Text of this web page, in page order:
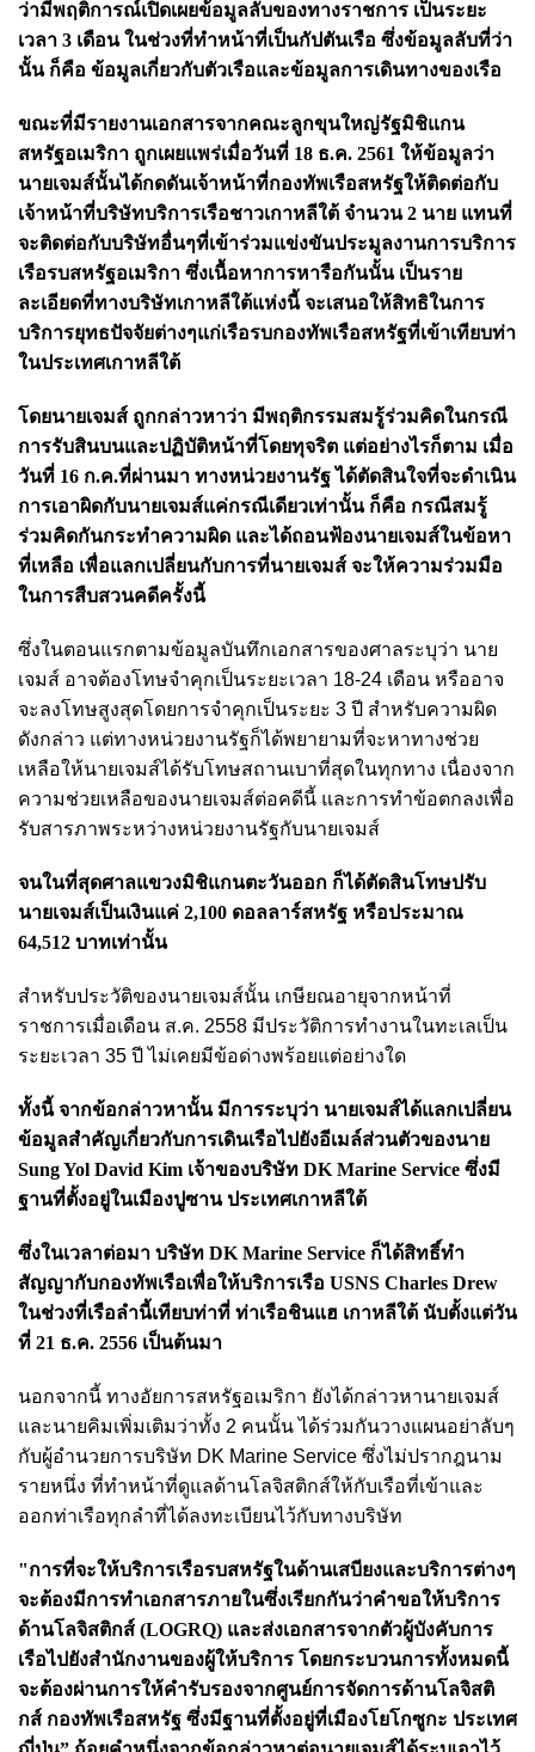
ว่ามีพฤติการณ์เปิดเผยข้อมูลลับของทางราชการ เป็นระยะ
เวลา 3 เดือน ในช่วงที่ทำหน้าที่เป็นกัปตันเรือ ซึ่งข้อมูลลับที่ว่า
นั้น ก็คือ ข้อมูลเกี่ยวกับตัวเรือและข้อมูลการเดินทางของเรือ
ขณะที่มีรายงานเอกสารจากคณะลูกขุนใหญ่รัฐมิชิแกน
สหรัฐอเมริกา ถูกเผยแพร่เมื่อวันที่ 18 ธ.ค. 2561 ให้ข้อมูลว่า
นายเจมส์นั้นได้กดดันเจ้าหน้าที่กองทัพเรือสหรัฐให้ติดต่อกับ
เจ้าหน้าที่บริษัทบริการเรือชาวเกาหลีใต้ จำนวน 2 นาย แทนที่
จะติดต่อกับบริษัทอื่นๆที่เข้าร่วมแข่งขันประมูลงานการบริการ
เรือรบสหรัฐอเมริกา ซึ่งเนื้อหาการหารือกันนั้น เป็นราย
ละเอียดที่ทางบริษัทเกาหลีใต้แห่งนี้ จะเสนอให้สิทธิในการ
บริการยุทธปัจจัยต่างๆแก่เรือรบกองทัพเรือสหรัฐที่เข้าเทียบท่า
ในประเทศเกาหลีใต้
โดยนายเจมส์ ถูกกล่าวหาว่า มีพฤติกรรมสมรู้ร่วมคิดในกรณี
การรับสินบนและปฏิบัติหน้าที่โดยทุจริต แต่อย่างไรก็ตาม เมื่อ
วันที่ 16 ก.ค.ที่ผ่านมา ทางหน่วยงานรัฐ ได้ตัดสินใจที่จะดำเนิน
การเอาผิดกับนายเจมส์แค่กรณีเดียวเท่านั้น ก็คือ กรณีสมรู้
ร่วมคิดกันกระทำความผิด และได้ถอนฟ้องนายเจมส์ในข้อหา
ที่เหลือ เพื่อแลกเปลี่ยนกับการที่นายเจมส์ จะให้ความร่วมมือ
ในการสืบสวนคดีครั้งนี้
ซึ่งในตอนแรกตามข้อมูลบันทึกเอกสารของศาลระบุว่า นาย
เจมส์ อาจต้องโทษจำคุกเป็นระยะเวลา 18-24 เดือน หรืออาจ
จะลงโทษสูงสุดโดยการจำคุกเป็นระยะ 3 ปี สำหรับความผิด
ดังกล่าว แต่ทางหน่วยงานรัฐก็ได้พยายามที่จะหาทางช่วย
เหลือให้นายเจมส์ได้รับโทษสถานเบาที่สุดในทุกทาง เนื่องจาก
ความช่วยเหลือของนายเจมส์ต่อคดีนี้ และการทำข้อตกลงเพื่อ
รับสารภาพระหว่างหน่วยงานรัฐกับนายเจมส์
จนในที่สุดศาลแขวงมิชิแกนตะวันออก ก็ได้ตัดสินโทษปรับ
นายเจมส์เป็นเงินแค่ 2,100 ดอลลาร์สหรัฐ หรือประมาณ
64,512 บาทเท่านั้น
สำหรับประวัติของนายเจมส์นั้น เกษียณอายุจากหน้าที่
ราชการเมื่อเดือน ส.ค. 2558 มีประวัติการทำงานในทะเลเป็น
ระยะเวลา 35 ปี ไม่เคยมีข้อด่างพร้อยแต่อย่างใด
ทั้งนี้ จากข้อกล่าวหานั้น มีการระบุว่า นายเจมส์ได้แลกเปลี่ยน
ข้อมูลสำคัญเกี่ยวกับการเดินเรือไปยังอีเมล์ส่วนตัวของนาย
Sung Yol David Kim เจ้าของบริษัท DK Marine Service ซึ่งมี
ฐานที่ตั้งอยู่ในเมืองปูซาน ประเทศเกาหลีใต้
ซึ่งในเวลาต่อมา บริษัท DK Marine Service ก็ได้สิทธิ์ทำ
สัญญากับกองทัพเรือเพื่อให้บริการเรือ USNS Charles Drew
ในช่วงที่เรือลำนี้เทียบท่าที่ ท่าเรือชินแฮ เกาหลีใต้ นับตั้งแต่วัน
ที่ 21 ธ.ค. 2556 เป็นต้นมา
นอกจากนี้ ทางอัยการสหรัฐอเมริกา ยังได้กล่าวหานายเจมส์
และนายคิมเพิ่มเติมว่าทั้ง 2 คนนั้น ได้ร่วมกันวางแผนอย่าลับๆ
กับผู้อำนวยการบริษัท DK Marine Service ซึ่งไม่ปรากฎนาม
รายหนึ่ง ที่ทำหน้าที่ดูแลด้านโลจิสติกส์ให้กับเรือที่เข้าและ
ออกท่าเรือทุกลำที่ได้ลงทะเบียนไว้กับทางบริษัท
"การที่จะให้บริการเรือรบสหรัฐในด้านเสบียงและบริการต่างๆ
จะต้องมีการทำเอกสารภายในซึ่งเรียกกันว่าคำขอให้บริการ
ด้านโลจิสติกส์ (LOGRQ) และส่งเอกสารจากตัวผู้บังคับการ
เรือไปยังสำนักงานของผู้ให้บริการ โดยกระบวนการทั้งหมดนี้
จะต้องผ่านการให้คำรับรองจากศูนย์การจัดการด้านโลจิสติ
กส์ กองทัพเรือสหรัฐ ซึ่งมีฐานที่ตั้งอยู่ที่เมืองโยโกซูกะ ประเทศ